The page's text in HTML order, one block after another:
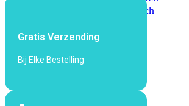
FortiSwitch
FPOE
Gratis Verzending
Bij Elke Bestelling